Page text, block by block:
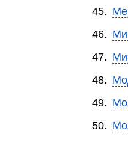
45.
46.
47.
48.
49.
50.